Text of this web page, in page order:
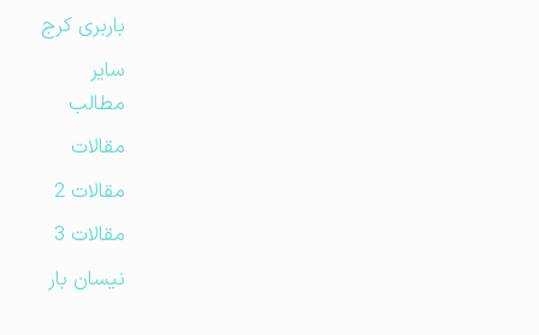
باربری کرج
مطالب
مقالات
مقالات 2
مقالات 3
نیسان بار